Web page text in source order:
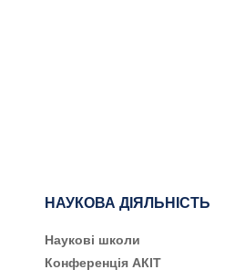
НАУКОВА ДІЯЛЬНІСТЬ
Наукові школи
Конференція АКІТ